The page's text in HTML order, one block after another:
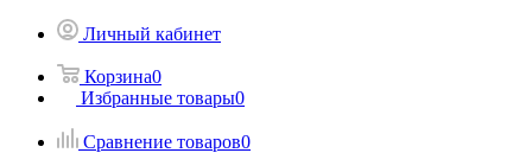
Личный кабинет
Корзина0
Избранные товары0
Сравнение товаров0